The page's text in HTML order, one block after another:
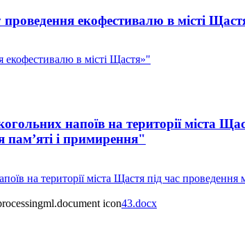
екофестивалю в місті
в місті Щастя»"
напоїв на території міста
пам’яті і примирення"
на території міста Щастя під час проведення
43.docx